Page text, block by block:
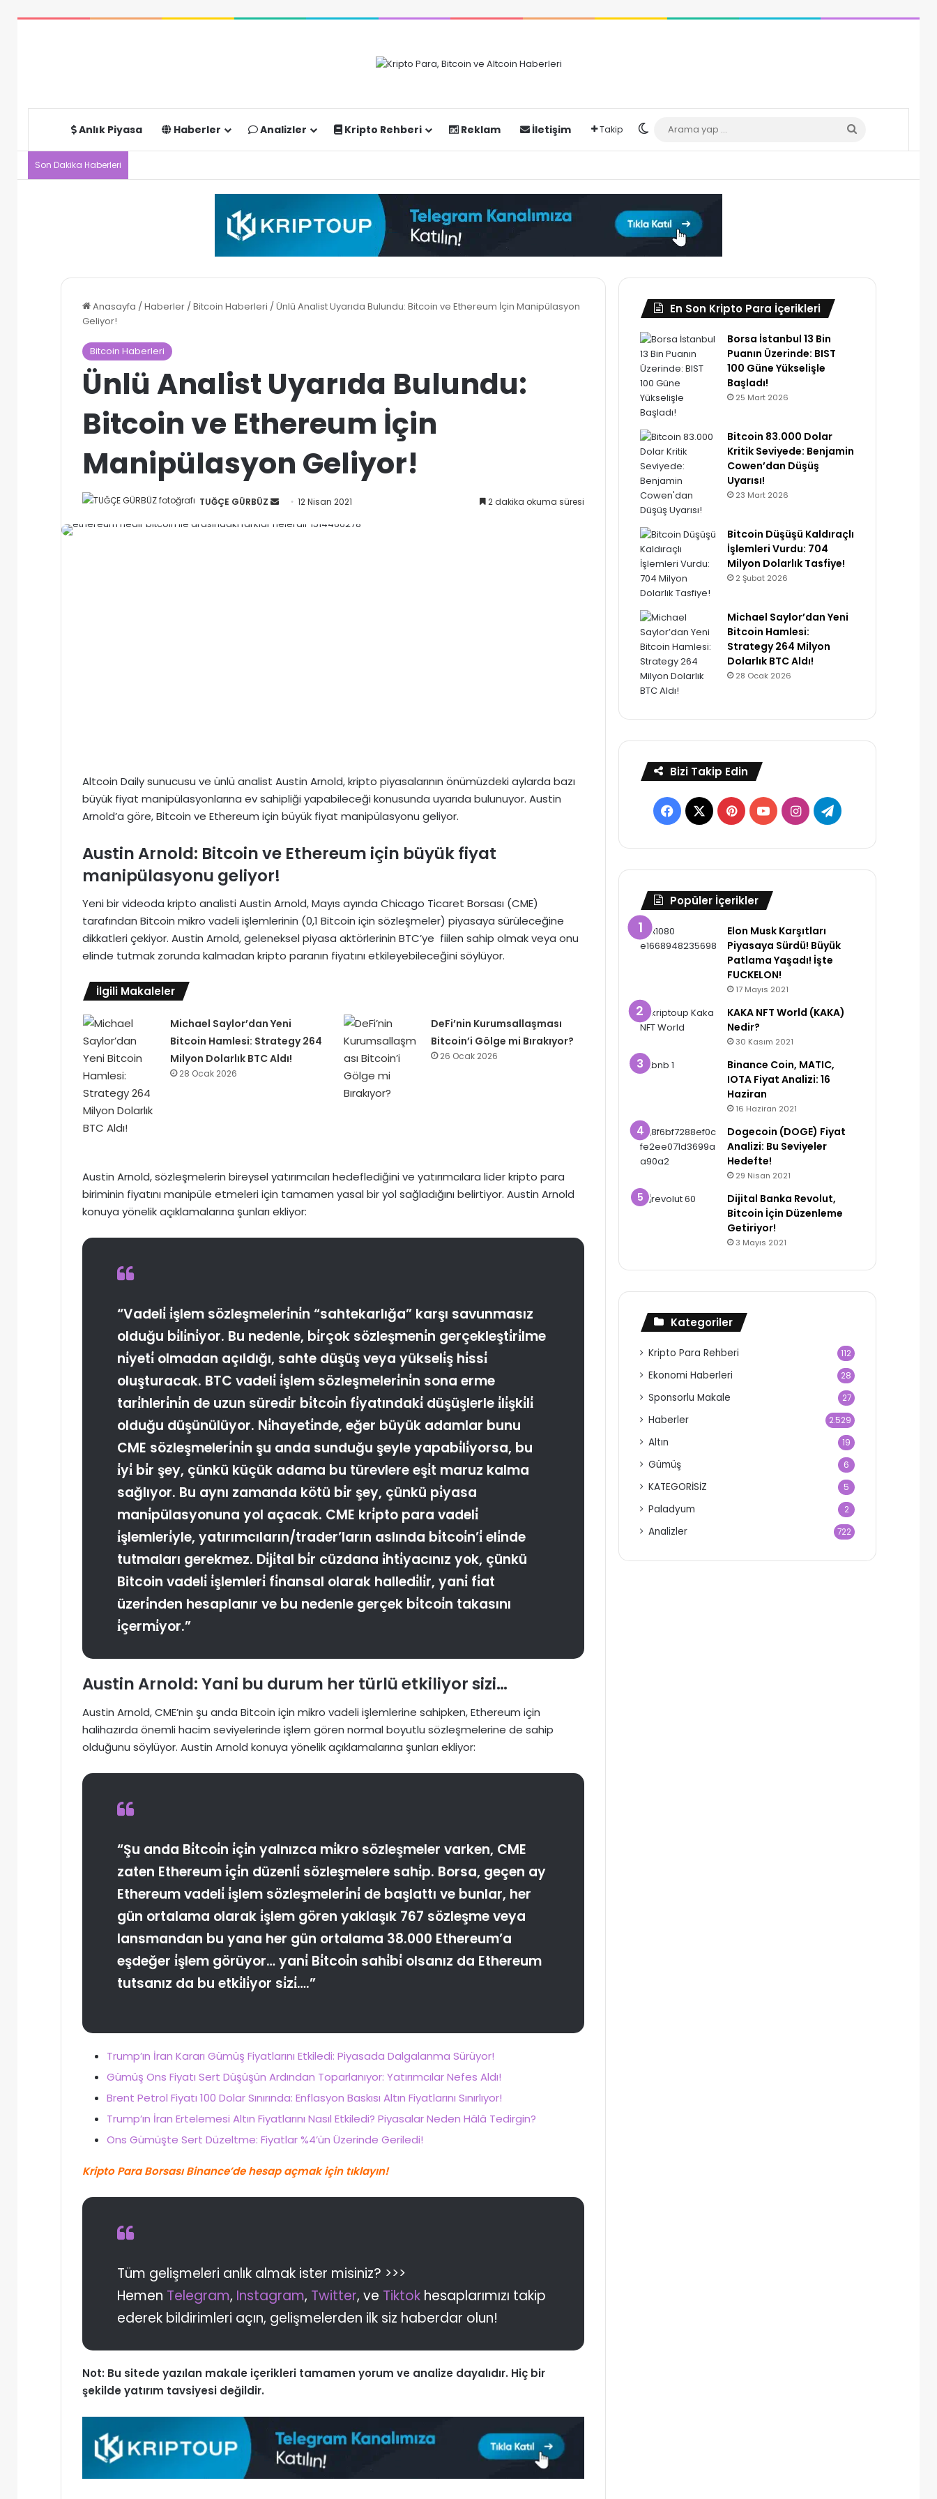
Anlık Piyasa Haberler Analizler Kripto Rehberi Reklam İletişim Takip Dış görünümü değiştir
Arama
yap
...
Son Dakika Haberleri
Anasayfa /Haberler /Bitcoin Haberleri /Ünlü Analist Uyarıda Bulundu: Bitcoin ve Ethereum İçin Manipülasyon
Geliyor!
Bitcoin Haberleri
Ünlü Analist Uyarıda Bulundu:
Bitcoin ve Ethereum İçin
Manipülasyon Geliyor!
TUĞÇE GÜRBÜZ
Bir
12 Nisan 2021 2 dakika okuma süresi
Altcoin Daily sunucusu ve ünlü analist Austin Arnold, kripto piyasalarının önümüzdeki aylarda bazı
büyük fiyat manipülasyonlarına ev sahipliği yapabileceği konusunda uyarıda bulunuyor. Austin
Arnold’a göre, Bitcoin ve Ethereum için büyük fiyat manipülasyonu geliyor.
Austin Arnold: Bitcoin ve Ethereum için büyük fiyat
manipülasyonu geliyor!
Yeni bir videoda kripto analisti Austin Arnold, Mayıs ayında Chicago Ticaret Borsası (CME)
tarafından Bitcoin mikro vadeli işlemlerinin (0,1 Bitcoin için sözleşmeler) piyasaya sürüleceğine
dikkatleri çekiyor. Austin Arnold, geleneksel piyasa aktörlerinin BTC’ye fiilen sahip olmak veya onu
elinde tutmak zorunda kalmadan kripto paranın fiyatını etkileyebileceğini söylüyor.
İlgili Makaleler
Michael Saylor’dan Yeni
Bitcoin Hamlesi: Strategy 264
Milyon Dolarlık BTC Aldı!
28 Ocak 2026
DeFi’nin Kurumsallaşması
Bitcoin’i Gölge mi Bırakıyor?
26 Ocak 2026
Austin Arnold, sözleşmelerin bireysel yatırımcıları hedeflediğini ve yatırımcılara lider kripto para
biriminin fiyatını manipüle etmeleri için tamamen yasal bir yol sağladığını belirtiyor. Austin Arnold
konuya yönelik açıklamalarına şunları ekliyor:
“Vadeli̇ i̇şlem sözleşmeleri̇ni̇n “sahtekarlığa” karşı savunmasız
olduğu bi̇li̇ni̇yor. Bu nedenle, bi̇rçok sözleşmeni̇n gerçekleşti̇ri̇lme
ni̇yeti̇ olmadan açıldığı, sahte düşüş veya yükseli̇ş hi̇ssi̇
oluşturacak. BTC vadeli̇ i̇şlem sözleşmeleri̇ni̇n sona erme
tari̇hleri̇ni̇n de uzun süredi̇r bi̇tcoi̇n fi̇yatındaki̇ düşüşlerle i̇li̇şki̇li̇
olduğu düşünülüyor. Ni̇hayeti̇nde, eğer büyük adamlar bunu
CME sözleşmeleri̇ni̇n şu anda sunduğu şeyle yapabi̇li̇yorsa, bu
i̇yi̇ bi̇r şey, çünkü küçük adama bu türevlere eşi̇t maruz kalma
sağlıyor. Bu aynı zamanda kötü bi̇r şey, çünkü pi̇yasa
mani̇pülasyonuna yol açacak. CME kri̇pto para vadeli̇
i̇şlemleri̇yle, yatırımcıların/trader’ların aslında bi̇tcoi̇n’i̇ eli̇nde
tutmaları gerekmez. Di̇ji̇tal bi̇r cüzdana i̇hti̇yacınız yok, çünkü
Bitcoin vadeli̇ i̇şlemleri̇ fi̇nansal olarak halledi̇li̇r, yani̇ fi̇at
üzeri̇nden hesaplanır ve bu nedenle gerçek bi̇tcoi̇n takasını
i̇çermi̇yor.”
Austin Arnold: Yani bu durum her türlü etkiliyor sizi…
Austin Arnold, CME’nin şu anda Bitcoin için mikro vadeli işlemlerine sahipken, Ethereum için
halihazırda önemli hacim seviyelerinde işlem gören normal boyutlu sözleşmelerine de sahip
olduğunu söylüyor. Austin Arnold konuya yönelik açıklamalarına şunları ekliyor:
“Şu anda Bi̇tcoi̇n i̇çi̇n yalnızca mi̇kro sözleşmeler varken, CME
zaten Ethereum i̇çi̇n düzenli̇ sözleşmelere sahi̇p. Borsa, geçen ay
Ethereum vadeli̇ i̇şlem sözleşmeleri̇ni̇ de başlattı ve bunlar, her
gün ortalama olarak i̇şlem gören yaklaşık 767 sözleşme veya
lansmandan bu yana her gün ortalama 38.000 Ethereum’a
eşdeğer i̇şlem görüyor… yani̇ Bi̇tcoi̇n sahi̇bi̇ olsanız da Ethereum
tutsanız da bu etki̇li̇yor si̇zi̇….”
Trump’ın İran Kararı Gümüş Fiyatlarını Etkiledi: Piyasada Dalgalanma Sürüyor!
Gümüş Ons Fiyatı Sert Düşüşün Ardından Toparlanıyor: Yatırımcılar Nefes Aldı!
Brent Petrol Fiyatı 100 Dolar Sınırında: Enflasyon Baskısı Altın Fiyatlarını Sınırlıyor!
Trump’ın İran Ertelemesi Altın Fiyatlarını Nasıl Etkiledi? Piyasalar Neden Hâlâ Tedirgin?
Ons Gümüşte Sert Düzeltme: Fiyatlar %4’ün Üzerinde Geriledi!
Kripto Para Borsası Binance’de hesap açmak için tıklayın!
Tüm gelişmeleri anlık almak ister misiniz? >>>
Hemen Telegram, Instagram, Twitter, ve Tiktok hesaplarımızı takip
ederek bildirimleri açın, gelişmelerden ilk siz haberdar olun!
Not: Bu sitede yazılan makale içerikleri tamamen yorum ve analize dayalıdır. Hiç bir
şekilde yatırım tavsiyesi değildir.
En Son Kripto Para İçerikleri
Borsa İstanbul 13 Bin
Puanın Üzerinde: BIST
100 Güne Yükselişle
Başladı!
25 Mart 2026
Bitcoin 83.000 Dolar
Kritik Seviyede: Benjamin
Cowen’dan Düşüş
Uyarısı!
23 Mart 2026
Bitcoin Düşüşü Kaldıraçlı
İşlemleri Vurdu: 704
Milyon Dolarlık Tasfiye!
2 Şubat 2026
Michael Saylor’dan Yeni
Bitcoin Hamlesi:
Strategy 264 Milyon
Dolarlık BTC Aldı!
28 Ocak 2026
Bizi Takip Edin
Facebook
X PinterestYouTubeInstagramTelegram
Popüler İçerikler
Elon Musk Karşıtları
Piyasaya Sürdü! Büyük
Patlama Yaşadı! İşte
FUCKELON!
17 Mayıs 2021
KAKA NFT World (KAKA)
Nedir?
30 Kasım 2021
Binance Coin, MATIC,
IOTA Fiyat Analizi: 16
Haziran
16 Haziran 2021
Dogecoin (DOGE) Fiyat
Analizi: Bu Seviyeler
Hedefte!
29 Nisan 2021
Dijital Banka Revolut,
Bitcoin İçin Düzenleme
Getiriyor!
3 Mayıs 2021
Kategoriler
Kripto Para Rehberi 112
Ekonomi Haberleri 28
Sponsorlu Makale 27
Haberler 2.529
Altın 19
Gümüş 6
KATEGORİSİZ 5
Paladyum 2
Analizler 722